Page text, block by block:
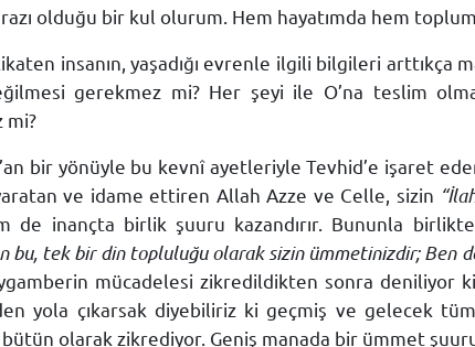
olduğu bir kul olurum. Hem hayatımda hem
insanın, yaşadığı evrenle ilgili bilgileri arttıkça
gerekmez mi? Her şeyi ile O’na teslim
mi?
bir yönüyle bu kevnî ayetleriyle Tevhid’e işaret
ve idame ettiren Allah Azze ve Celle, sizin
de inançta birlik şuuru kazandırır. Bununla
bu, tek bir din topluluğu olarak sizin ümmetinizdir; Ben
mücadelesi zikredildikten sonra deniliyor
yola çıkarsak diyebiliriz ki geçmiş ve gelecek
olarak zikrediyor. Geniş manada bir ümmet şuuru